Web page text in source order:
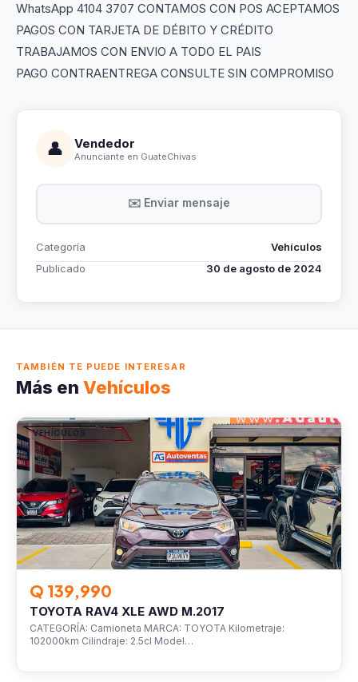
WhatsApp 4104 3707 CONTAMOS CON POS ACEPTAMOS
PAGOS CON TARJETA DE DÉBITO Y CRÉDITO
TRABAJAMOS CON ENVIO A TODO EL PAIS
PAGO CONTRAENTREGA CONSULTE SIN COMPROMISO
👤 Vendedor
Anunciante en GuateChivas
✉️ Enviar mensaje
Categoría
Vehículos
Publicado
30 de agosto de 2024
TAMBIÉN TE PUEDE INTERESAR
Más en Vehículos
VEHÍCULOS
Q 139,990
TOYOTA RAV4 XLE AWD M.2017
CATEGORÍA: Camioneta MARCA: TOYOTA Kilometraje:
102000km Cilindraje: 2.5cl Model…